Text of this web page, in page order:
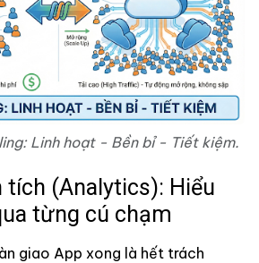
Linh hoạt - Bền bỉ - Tiết kiệm.
tích (Analytics): Hiểu
từng cú chạm
giao App xong là hết trách